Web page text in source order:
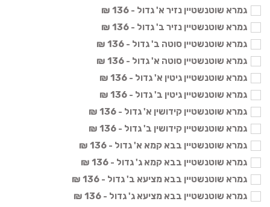
גמרא שוטנשטיין נזיר א' גדול - 136 ₪
גמרא שוטנשטיין נזיר ב' גדול - 136 ₪
גמרא שוטנשטיין סוטה ב' גדול - 136 ₪
גמרא שוטנשטיין סוטה א' גדול - 136 ₪
גמרא שוטנשטיין גיטין א' גדול - 136 ₪
גמרא שוטנשטיין גיטין ב' גדול - 136 ₪
גמרא שוטנשטיין קידושין א' גדול - 136 ₪
גמרא שוטנשטיין קידושין ב' גדול - 136 ₪
גמרא שוטנשטיין בבא קמא א' גדול - 136 ₪
גמרא שוטנשטיין בבא קמא ג' גדול - 136 ₪
גמרא שוטנשטיין בבא מציעא ב' גדול - 136 ₪
גמרא שוטנשטיין בבא מציעא ג' גדול - 136 ₪